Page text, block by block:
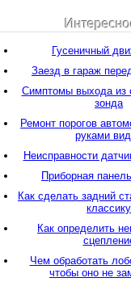
Гусеничный
Заезд в гараж
Симптомы выхода из
зонда
Ремонт порогов
руками
Неисправности
Приборная
Как сделать задний
классику
Как определить
Чем обработать
чтобы оно не